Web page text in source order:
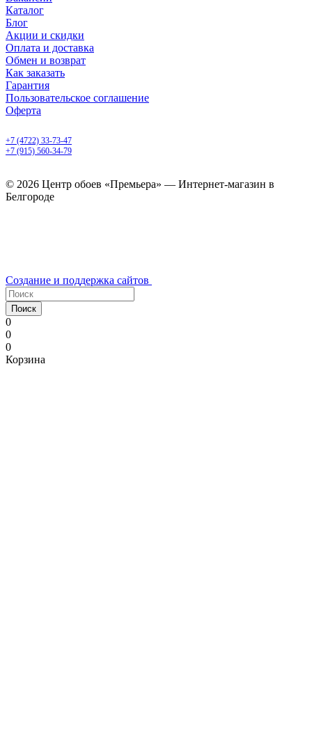
Каталог
Блог
Акции и скидки
Оплата и доставка
Обмен и возврат
Как заказать
Гарантия
Пользовательское соглашение
Оферта
+7 (4722) 33-73-47
+7 (915) 560-34-79
© 2026 Центр обоев «Премьера» — Интернет-магазин в
Белгороде
Создание и поддержка сайтов
Поиск
0
0
0
Корзина